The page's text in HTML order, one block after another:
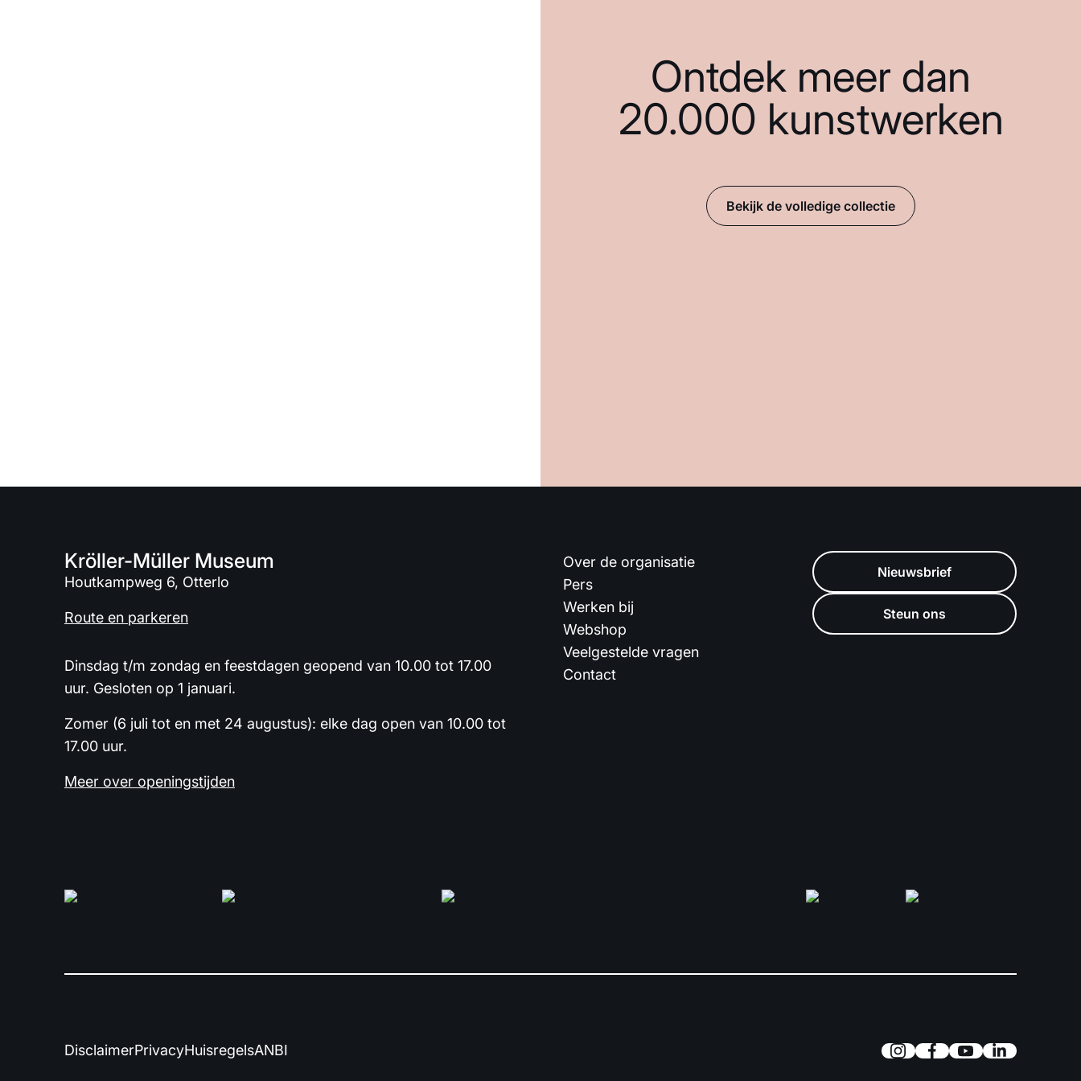
Ontdek meer dan
20.000 kunstwerken
Bekijk de volledige collectie
Kröller-Müller Museum
Houtkampweg 6, Otterlo
Route en parkeren
Dinsdag t/m zondag en feestdagen geopend van 10.00 tot 17.00
uur. Gesloten op 1 januari.
Zomer (6 juli tot en met 24 augustus): elke dag open van 10.00 tot
17.00 uur.
Meer over openingstijden
Over de organisatie
Pers
Werken bij
Webshop
Veelgestelde vragen
Contact
Nieuwsbrief
Steun ons
DisclaimerPrivacyHuisregelsANBI